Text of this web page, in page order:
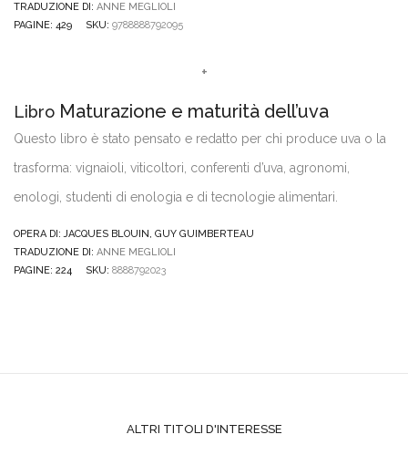
TRADUZIONE DI: ANNE MEGLIOLI
PAGINE: 429 SKU: 9788888792095
+
Libro Maturazione e maturità dell’uva
Questo libro è stato pensato e redatto per chi produce uva o la
trasforma: vignaioli, viticoltori, conferenti d’uva, agronomi,
enologi, studenti di enologia e di tecnologie alimentari.
OPERA DI: JACQUES BLOUIN, GUY GUIMBERTEAU
TRADUZIONE DI: ANNE MEGLIOLI
PAGINE: 224 SKU: 8888792023
ALTRI TITOLI D'INTERESSE